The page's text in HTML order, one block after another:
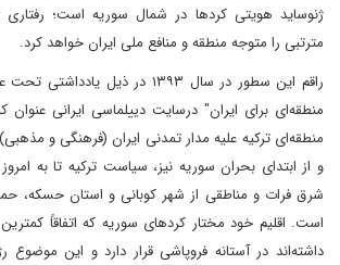
ژنوساید هویتی کردها در شمال سوریه است؛
مترتبی را متوجه منطقه و منافع ملی ایران خواهد کرد.
راقم این سطور در سال ۱۳۹۳ در ذیل
منطقه‌ای برای ایران" درسایت دییلماسی ایرانی
منطقه‌ای ترکیه علیه مدار تمدنی ایران (فرهنگی و مذهبی)
و از ابتدای بحران سوریه نیز، سیاست ترکیه تا به
شرق فرات و مناطقی از شهر کوبانی و استان حسکه،
است. اقلیم خود مختار کردهای سوریه که اتفاقاً
داشته‌اند در آستانه فروپاشی قرار دارد و این موضوع